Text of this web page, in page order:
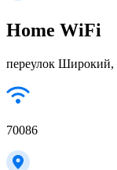
Home WiFi
переулок
70086